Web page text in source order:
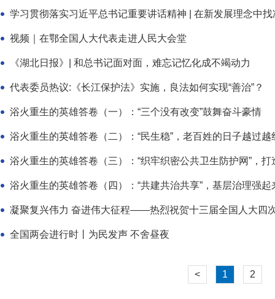
学习贯彻落实习近平总书记重要讲话精神 | 在新发展理念中
视频｜在鄂全国人大代表走进人民大会堂
《湖北日报》| 和总书记面对面，难忘记忆化成不竭动力
代表委员热议:《长江保护法》实施，良法如何实现“善治”？
浴火重生的英雄答卷（一）：“三个没有改变”鼓舞奋斗豪情
浴火重生的英雄答卷（二）：“民生稳”，老百姓的日子越过越
浴火重生的英雄答卷（三）：“织牢织密公共卫生防护网”，打
浴火重生的英雄答卷（四）：“共建共治共享”，基层治理强起
凝聚复兴伟力 奋进伟大征程——热烈祝贺十三届全国人大四
全国两会进行时丨为民发声 不舍昼夜
< 1 2